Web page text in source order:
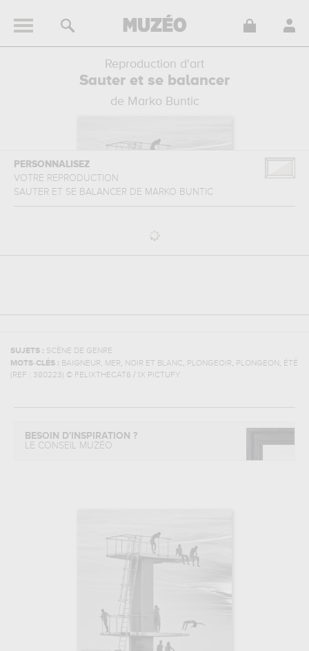
Reproduction d'art
Sauter et se balancer
de Marko Buntic
PERSONNALISEZ
VOTRE REPRODUCTION
SAUTER ET SE BALANCER DE MARKO BUNTIC
SUJETS : SCÈNE DE GENRE
MOTS-CLÉS : BAIGNEUR, MER, NOIR ET BLANC , PLONGEOIR, PLONGEON , ÉTÉ
(REF : 380223) © FELIXTHECAT6 / 1X PICTUFY
BESOIN D'INSPIRATION ?
LE CONSEIL MUZÉO